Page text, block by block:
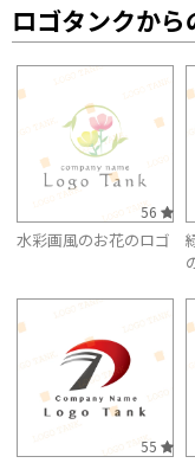
ロゴタンクか
56
水彩画風のお花のロゴ
55